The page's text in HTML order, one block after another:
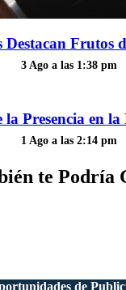
Destacan Frutos
3 Ago a las 1:38 pm
Presencia en la
1 Ago a las 2:14 pm
te Podría
de